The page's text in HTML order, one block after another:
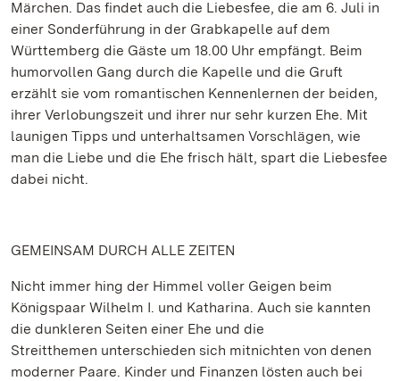
Märchen. Das findet auch die Liebesfee, die am 6. Juli in
einer Sonderführung in der Grabkapelle auf dem
Württemberg die Gäste um 18.00 Uhr empfängt. Beim
humorvollen Gang durch die Kapelle und die Gruft
erzählt sie vom romantischen Kennenlernen der beiden,
ihrer Verlobungszeit und ihrer nur sehr kurzen Ehe. Mit
launigen Tipps und unterhaltsamen Vorschlägen, wie
man die Liebe und die Ehe frisch hält, spart die Liebesfee
dabei nicht.
GEMEINSAM DURCH ALLE ZEITEN
Nicht immer hing der Himmel voller Geigen beim
Königspaar Wilhelm I. und Katharina. Auch sie kannten
die dunkleren Seiten einer Ehe und die
Streitthemen unterschieden sich mitnichten von denen
moderner Paare. Kinder und Finanzen lösten auch bei